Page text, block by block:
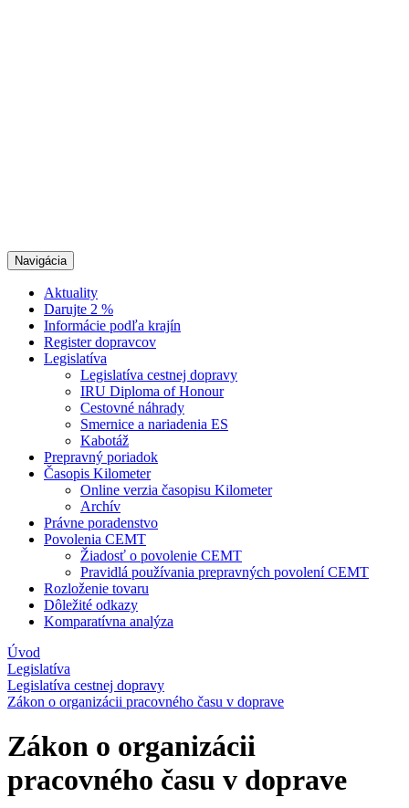
Navigácia
Aktuality
Darujte 2 %
Informácie podľa krajín
Register dopravcov
Legislatíva
Legislatíva cestnej dopravy
IRU Diploma of Honour
Cestovné náhrady
Smernice a nariadenia ES
Kabotáž
Prepravný poriadok
Časopis Kilometer
Online verzia časopisu Kilometer
Archív
Právne poradenstvo
Povolenia CEMT
Žiadosť o povolenie CEMT
Pravidlá používania prepravných povolení CEMT
Rozloženie tovaru
Dôležité odkazy
Komparatívna analýza
Úvod
Legislatíva
Legislatíva cestnej dopravy
Zákon o organizácii pracovného času v doprave
Zákon o organizácii
pracovného času v doprave